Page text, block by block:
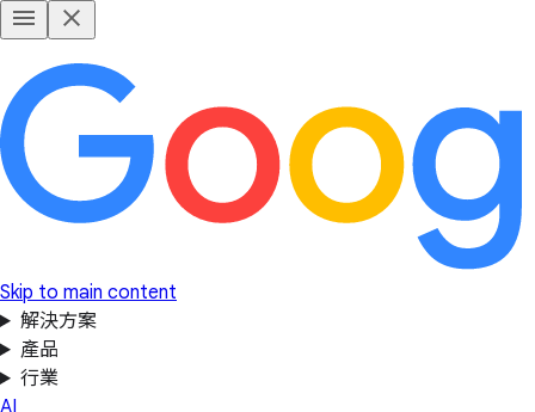
Skip to main content
解決方案
產品
行業
AI